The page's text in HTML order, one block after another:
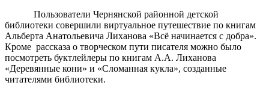
Пользователи Чернянской районной детской
библиотеки совершили виртуальное путешествие по книгам
Альберта Анатольевича Лиханова «Всё начинается с добра».
Кроме рассказа о творческом пути писателя можно было
посмотреть буктлейлеры по книгам А.А. Лиханова
«Деревянные кони» и «Сломанная кукла», созданные
читателями библиотеки.